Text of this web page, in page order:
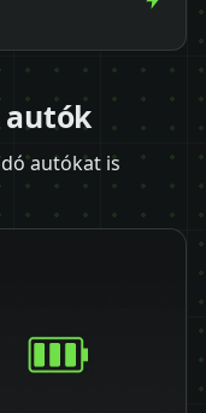
autók
autókat is